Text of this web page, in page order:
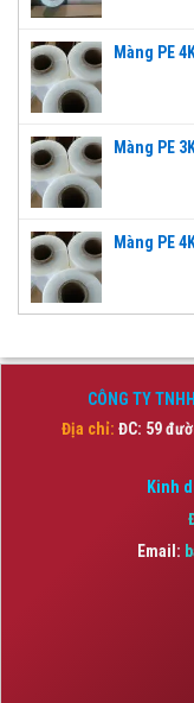
Màng PE
Màng PE
Màng PE
CÔNG TY
Địa chỉ: ĐC: 59
Kinh
Email: